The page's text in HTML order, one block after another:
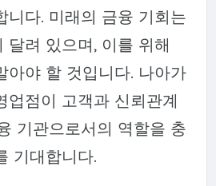
니다. 미래의 금융 기회는
달려 있으며, 이를 위해
아야 할 것입니다. 나아가
업점이 고객과 신뢰관계
기관으로서의 역할을 충
기대합니다.